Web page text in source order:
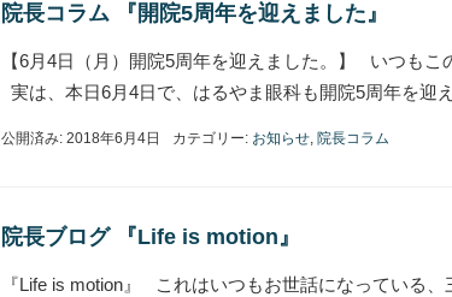
院長コラム 『開院5周年を迎えました』
【6月4日（月）開院5周年を迎えました。】 いつも
実は、本日6月4日で、はるやま眼科も開院5周年を
公開済み: 2018年6月4日 カテゴリー: お知らせ, 院長コラム
院長ブログ 『Life is motion』
『Life is motion』 これはいつもお世話になっている